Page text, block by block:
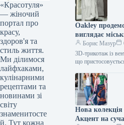
«Красотуля»
— жіночий
портал про
красу,
здоров'я та
стиль життя.
Ми ділимося
лайфхаками,
кулінарними
рецептами та
новинами зі
світу
знаменитосте
й. Тут кожна
Oakley
виглядає
змінної погоди
Борис Мазур
3D-трикотаж із
що
інноваційним
одягу для
Нова
Акцент на